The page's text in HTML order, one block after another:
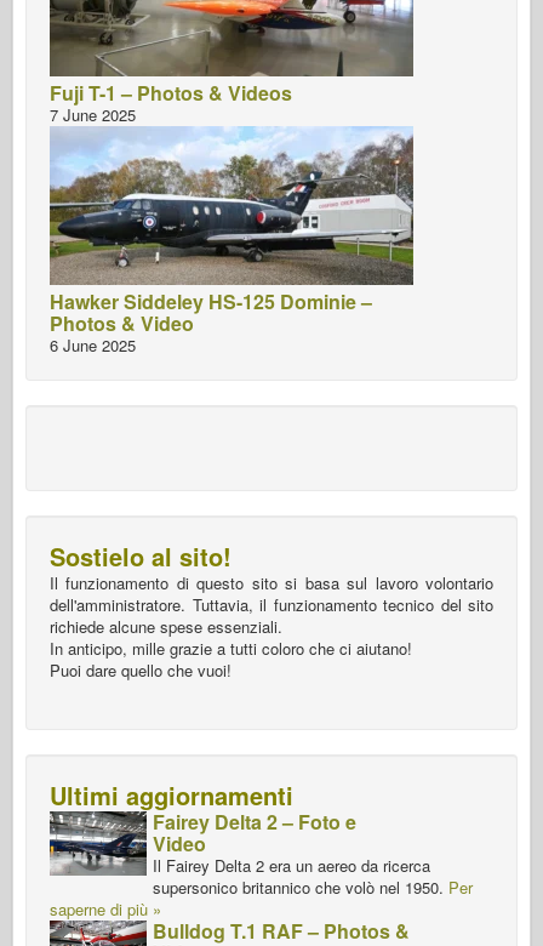
Fuji T-1 – Photos & Videos
7 June 2025
Hawker Siddeley HS-125 Dominie –
Photos & Video
6 June 2025
Sostielo al sito!
Il funzionamento di questo sito si basa sul lavoro volontario
dell'amministratore. Tuttavia, il funzionamento tecnico del sito
richiede alcune spese essenziali.
In anticipo, mille grazie a tutti coloro che ci aiutano!
Puoi dare quello che vuoi!
Ultimi aggiornamenti
Fairey Delta 2 – Foto e
Video
Il Fairey Delta 2 era un aereo da ricerca
supersonico britannico che volò nel 1950. Per
saperne di più »
Bulldog T.1 RAF – Photos &